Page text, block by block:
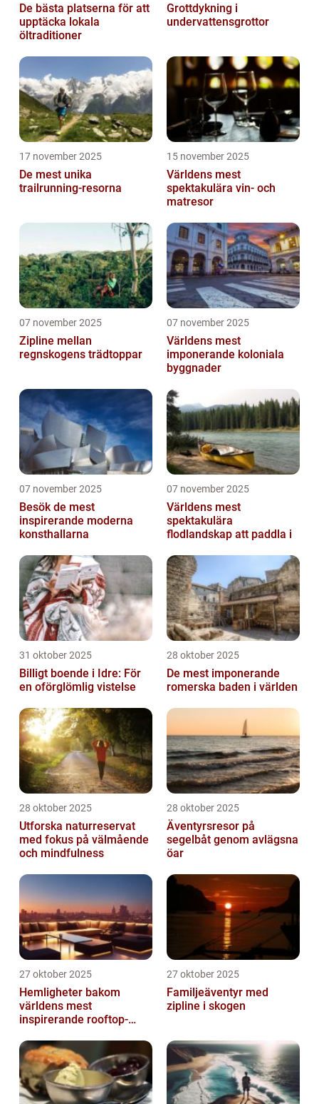
De bästa platserna för att
upptäcka lokala
öltraditioner
Grottdykning i
undervattensgrottor
17 november 2025
De mest unika
trailrunning-resorna
15 november 2025
Världens mest
spektakulära vin- och
matresor
07 november 2025
Zipline mellan
regnskogens trädtoppar
07 november 2025
Världens mest
imponerande koloniala
byggnader
07 november 2025
Besök de mest
inspirerande moderna
konsthallarna
07 november 2025
Världens mest
spektakulära
flodlandskap att paddla i
31 oktober 2025
Billigt boende i Idre: För
en oförglömlig vistelse
28 oktober 2025
De mest imponerande
romerska baden i världen
28 oktober 2025
Utforska naturreservat
med fokus på välmående
och mindfulness
28 oktober 2025
Äventyrsresor på
segelbåt genom avlägsna
öar
27 oktober 2025
Hemligheter bakom
världens mest
inspirerande rooftop-
27 oktober 2025
Familjeäventyr med
zipline i skogen